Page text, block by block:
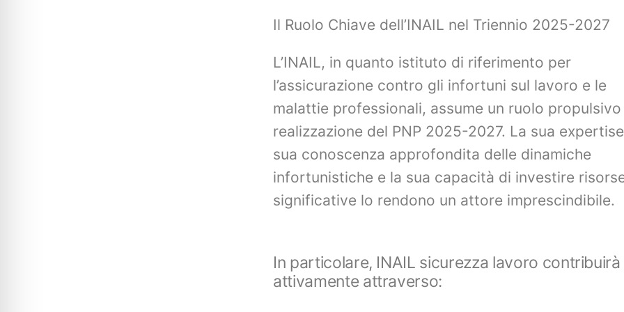
Il Ruolo Chiave dell’INAIL nel Triennio 2025-2027
L’INAIL, in quanto istituto di riferimento per
l’assicurazione contro gli infortuni sul lavoro e le
malattie professionali, assume un ruolo propulsivo
realizzazione del PNP 2025-2027. La sua
sua conoscenza approfondita delle dinamiche
infortunistiche e la sua capacità di investire
significative lo rendono un attore imprescindibile.
In particolare, INAIL sicurezza lavoro contribuirà
attivamente attraverso: